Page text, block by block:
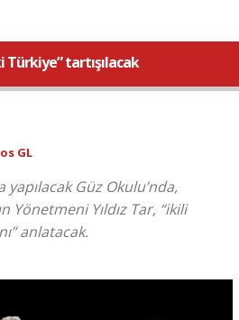
Türkiye” tartışılacak
GL
yapılacak Güz Okulu’nda,
Yönetmeni Yıldız Tar, “ikili
anlatacak.